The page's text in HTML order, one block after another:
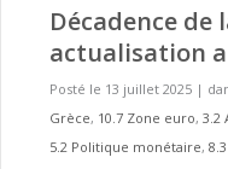
Décadence de
actualisation
Posté le 13 juillet 2025 |
Grèce, 10.7 Zone euro, 3.2
5.2 Politique monétaire,